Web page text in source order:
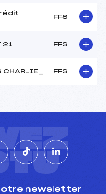
FFS
21 FFS
CHARLIE_ FFS
newsletter